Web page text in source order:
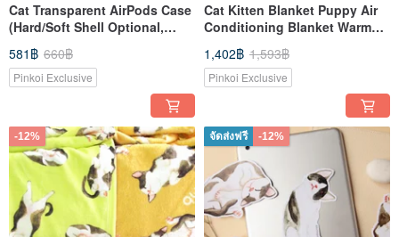
Cat Transparent AirPods Case
(Hard/Soft Shell Optional,
Supports All AirPods Models)
581฿ 660฿
Pinkoi Exclusive
Cat Kitten Blanket Puppy Air
Conditioning Blanket Warm
Blanket Quilt Blanket Warm
Blanket Pet Cover
1,402฿ 1,593฿
Pinkoi Exclusive
-12% จัดส่งฟรี -12%